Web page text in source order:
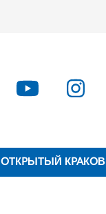
OТКPЫТЫЙ КPAКOВ